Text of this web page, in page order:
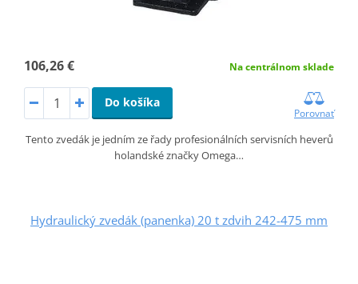
106,26 € Na centrálnom sklade
Do košíka
Porovnať
Tento zvedák je jedním ze řady profesionálních servisních heverů
holandské značky Omega…
Hydraulický zvedák (panenka) 20 t zdvih 242-475 mm